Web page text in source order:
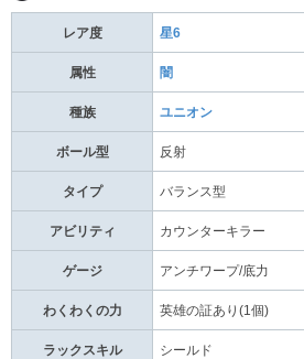
レア度 星6
属性 闇
種族 ユニオン
ボール型 反射
タイプ バランス型
アビリティ カウンターキラー
ゲージ アンチワープ/底力
わくわくの力 英雄の証あり(1個)
ラックスキル シールド